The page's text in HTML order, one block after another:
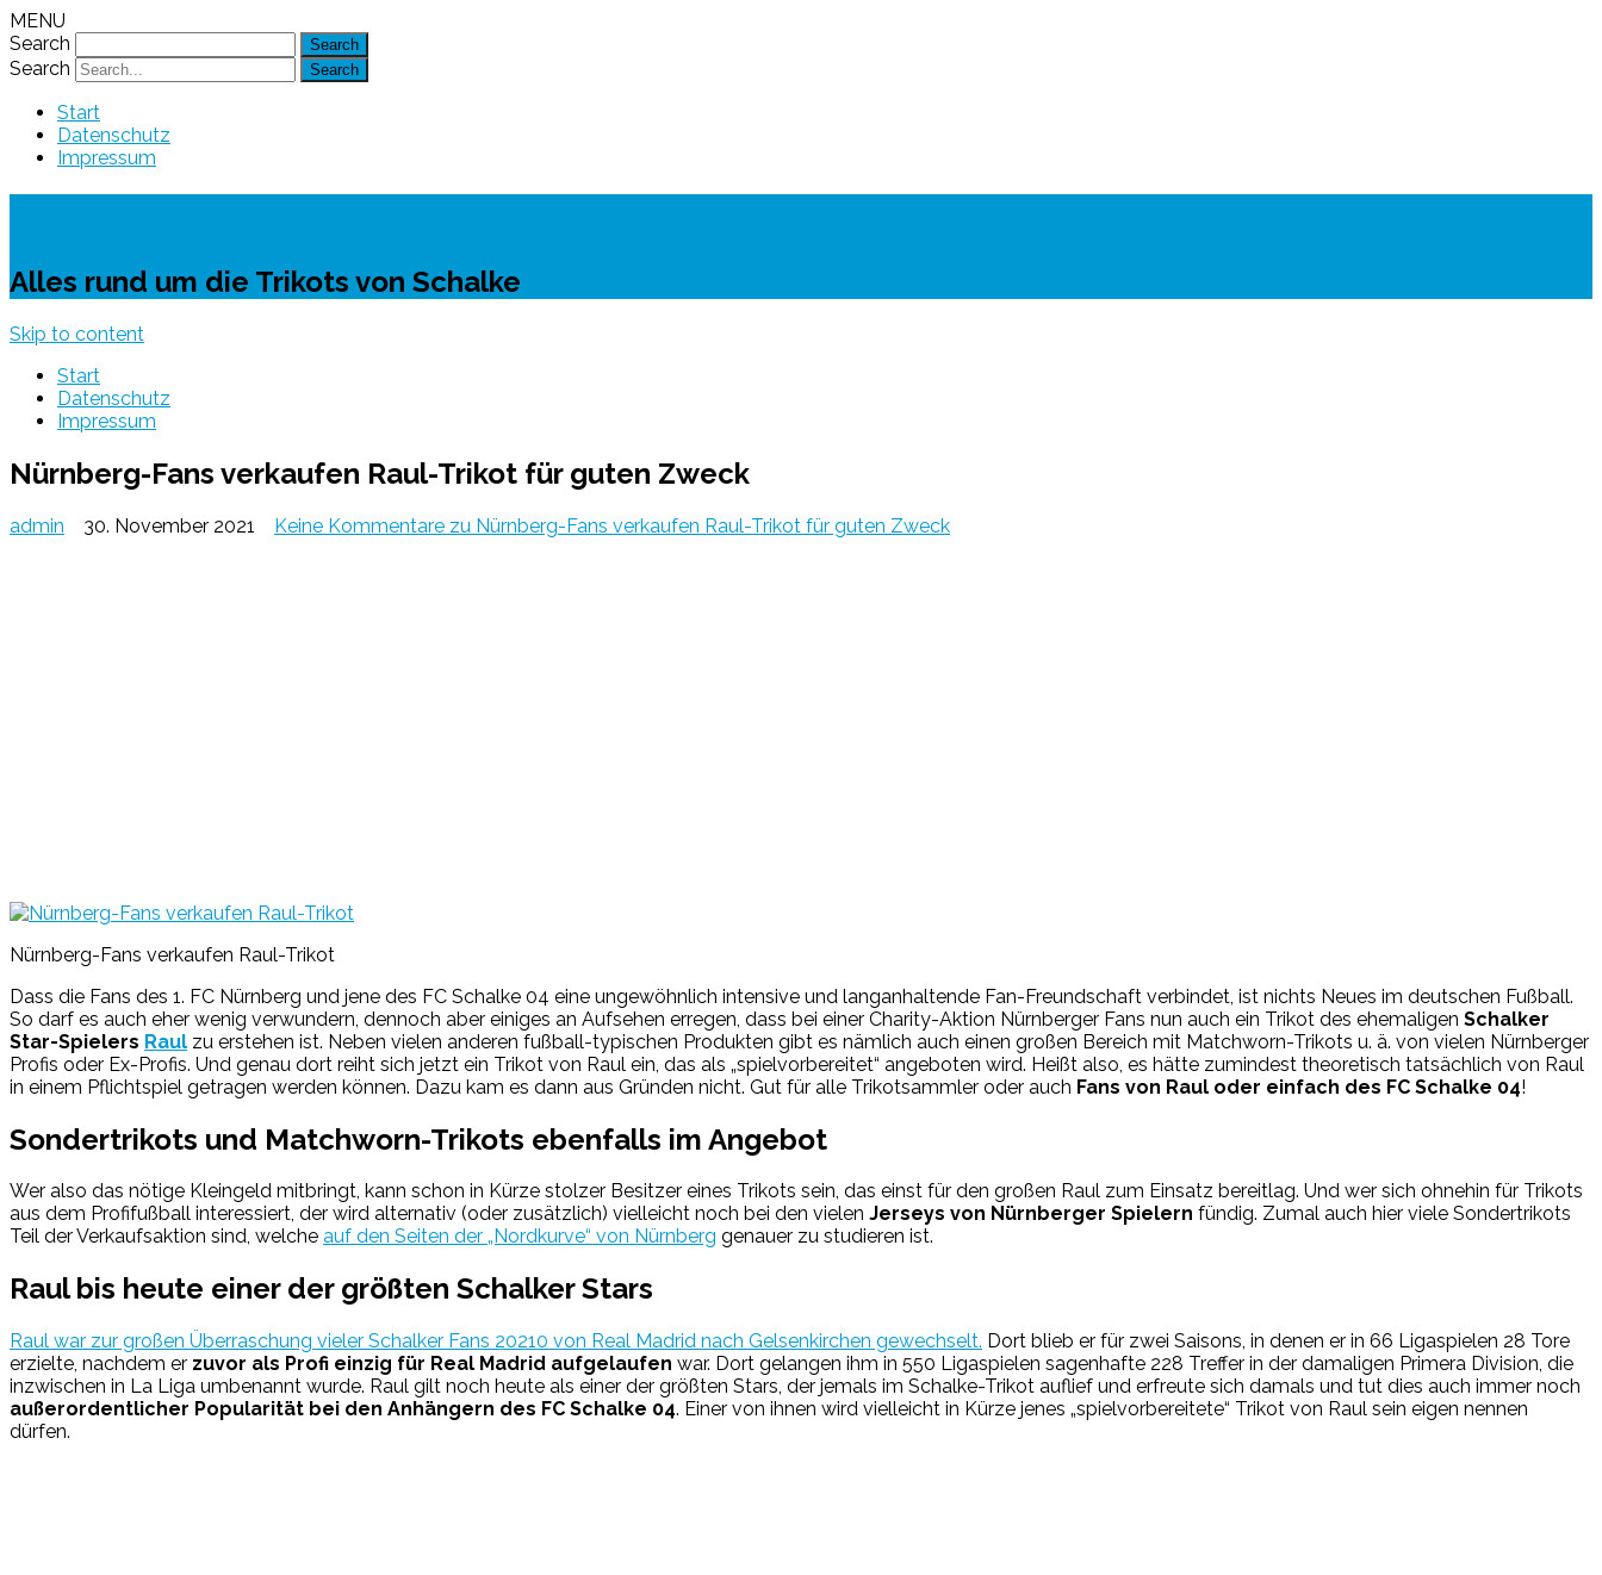
MENU
Search
Search
Start
Datenschutz
Impressum
Alles rund um die Trikots von Schalke
Skip to content
Start
Datenschutz
Impressum
Nürnberg-Fans verkaufen Raul-Trikot für guten Zweck
admin 30. November 2021 Keine Kommentare zu Nürnberg-Fans verkaufen Raul-Trikot für guten Zweck
Nürnberg-Fans verkaufen Raul-Trikot
Dass die Fans des 1. FC Nürnberg und jene des FC Schalke 04 eine ungewöhnlich intensive und langanhaltende Fan-Freundschaft verbindet, ist nichts Neues im deutschen Fußball.
So darf es auch eher wenig verwundern, dennoch aber einiges an Aufsehen erregen, dass bei einer Charity-Aktion Nürnberger Fans nun auch ein Trikot des ehemaligen Schalker
Star-Spielers Raul zu erstehen ist. Neben vielen anderen fußball-typischen Produkten gibt es nämlich auch einen großen Bereich mit Matchworn-Trikots u. ä. von vielen Nürnberger
Profis oder Ex-Profis. Und genau dort reiht sich jetzt ein Trikot von Raul ein, das als „spielvorbereitet“ angeboten wird. Heißt also, es hätte zumindest theoretisch tatsächlich von Raul
in einem Pflichtspiel getragen werden können. Dazu kam es dann aus Gründen nicht. Gut für alle Trikotsammler oder auch Fans von Raul oder einfach des FC Schalke 04!
Sondertrikots und Matchworn-Trikots ebenfalls im Angebot
Wer also das nötige Kleingeld mitbringt, kann schon in Kürze stolzer Besitzer eines Trikots sein, das einst für den großen Raul zum Einsatz bereitlag. Und wer sich ohnehin für Trikots
aus dem Profifußball interessiert, der wird alternativ (oder zusätzlich) vielleicht noch bei den vielen Jerseys von Nürnberger Spielern fündig. Zumal auch hier viele Sondertrikots
Teil der Verkaufsaktion sind, welche auf den Seiten der „Nordkurve“ von Nürnberg genauer zu studieren ist.
Raul bis heute einer der größten Schalker Stars
Raul war zur großen Überraschung vieler Schalker Fans 20210 von Real Madrid nach Gelsenkirchen gewechselt. Dort blieb er für zwei Saisons, in denen er in 66 Ligaspielen 28 Tore
erzielte, nachdem er zuvor als Profi einzig für Real Madrid aufgelaufen war. Dort gelangen ihm in 550 Ligaspielen sagenhafte 228 Treffer in der damaligen Primera Division, die
inzwischen in La Liga umbenannt wurde. Raul gilt noch heute als einer der größten Stars, der jemals im Schalke-Trikot auflief und erfreute sich damals und tut dies auch immer noch
außerordentlicher Popularität bei den Anhängern des FC Schalke 04. Einer von ihnen wird vielleicht in Kürze jenes „spielvorbereitete“ Trikot von Raul sein eigen nennen
dürfen.